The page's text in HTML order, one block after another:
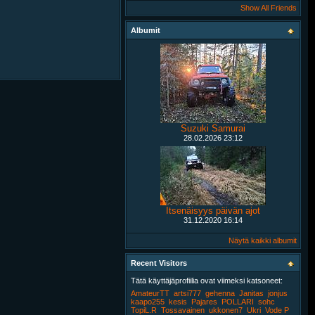
Show All Friends
Albumit
Suzuki Samurai
28.02.2026 23:12
Itsenäisyys päivän ajot
31.12.2020 16:14
Näytä kaikki albumit
Recent Visitors
Tätä käyttäjäprofiilia ovat viimeksi katsoneet:
AmateurTT artsi777 gehenna Janitas jonjus
kaapo255 kesis Pajares POLLARI sohc
TopiL.R Tossavainen ukkonen7 Ukri Vode P